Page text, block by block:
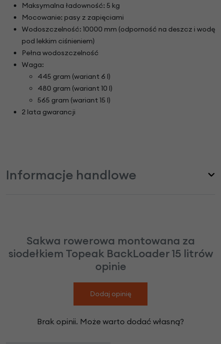
Maksymalna ładowność: 5 kg
Mocowanie: pasy z zapięciami
Wodoszczelność: 10000 mm (odporność na deszcz i wodę
pod lekkim ciśnieniem)
Pełna wodoszczelność
Waga:
445 gram (wariant 6 l)
480 gram (wariant 10 l)
565 gram (wariant 15 l)
2 lata gwarancji
Informacje handlowe
Sakwa rowerowa montowana za
siodełkiem Topeak BackLoader 15 litrów
opinie
Dodaj opinię
Brak opinii. Może warto dodać własną?